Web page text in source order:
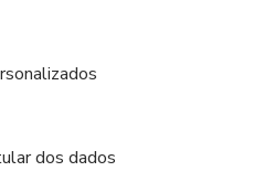
dos dados